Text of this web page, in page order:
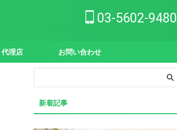
03-5602-9480
理店 お問い合わせ
新着記事